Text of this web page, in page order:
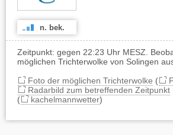
n. bek.
Zeitpunkt: gegen 22:23 Uhr MESZ.
möglichen Trichterwolke von Solingen
Foto der möglichen Trichterwolke (
Radarbild zum betreffenden Zeitpunkt
(
kachelmannwetter)